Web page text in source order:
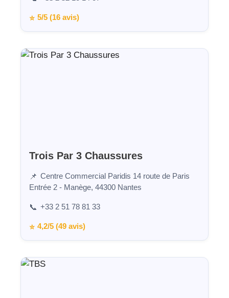
⭐ 5/5 (16 avis)
Trois Par 3 Chaussures
📌 Centre Commercial Paridis 14 route de Paris
Entrée 2 - Manège, 44300 Nantes
📞 +33 2 51 78 81 33
⭐ 4,2/5 (49 avis)